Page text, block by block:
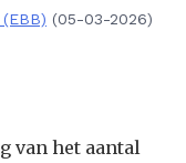
(05-03-2026)
van het aantal